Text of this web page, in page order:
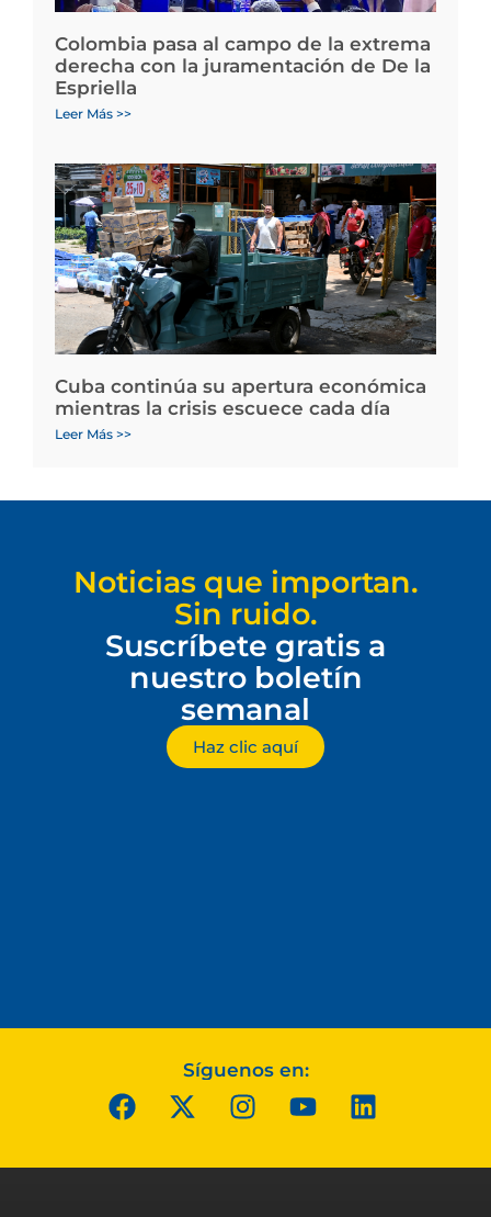
Colombia pasa al campo de la extrema
derecha con la juramentación de De la
Espriella
Leer Más >>
Cuba continúa su apertura económica
mientras la crisis escuece cada día
Leer Más >>
Noticias que importan.
Sin ruido.
Suscríbete gratis a
nuestro boletín
semanal
Haz clic aquí
Síguenos en: